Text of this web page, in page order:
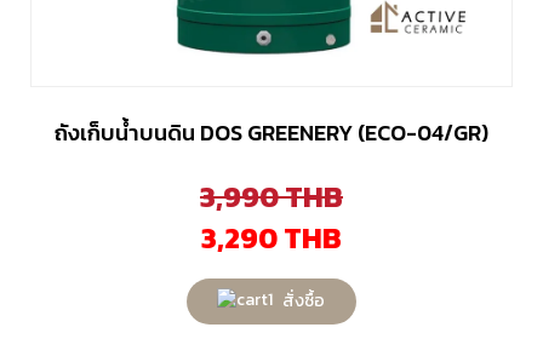
ถังเก็บน้ำบนดิน DOS GREENERY (ECO-04/GR)
3,990THB
3,290THB
สั่งซื้อ